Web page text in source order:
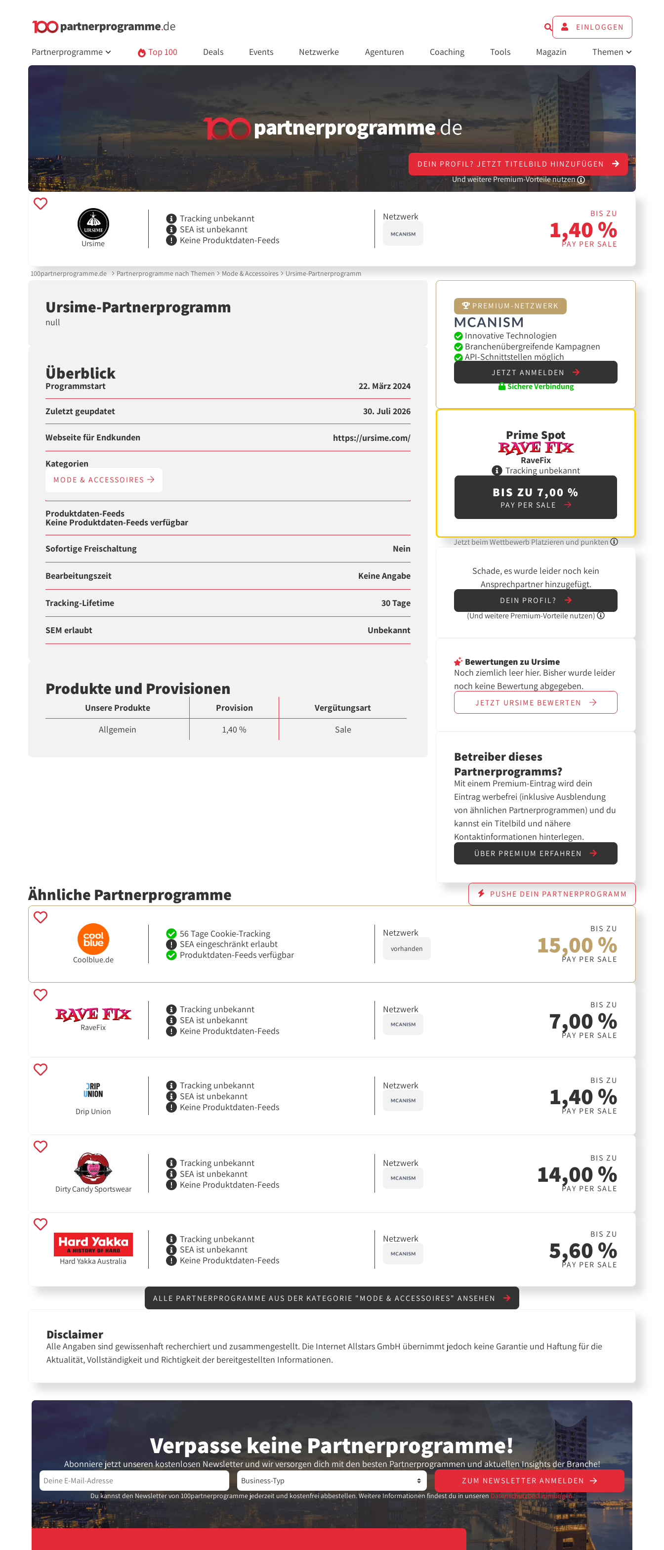
EINLOGGEN
Partnerprogramme Top 100 Deals Events Netzwerke Agenturen Coaching Tools Magazin Themen
DEIN PROFIL? JETZT TITELBILD HINZUFÜGEN
Und weitere Premium-Vorteile nutzen
Ursime
Tracking unbekannt
SEA ist unbekannt
Keine Produktdaten-Feeds
Netzwerk BIS ZU
1,40 %
PAY PER SALE
100partnerprogramme.de Partnerprogramme nach Themen Mode & Accessoires Ursime-Partnerprogramm
Ursime-Partnerprogramm
null
Überblick
Programmstart 22. März 2024
Zuletzt geupdatet 30. Juli 2026
Webseite für Endkunden https://ursime.com/
Kategorien
MODE & ACCESSOIRES
Produktdaten-Feeds
Keine Produktdaten-Feeds verfügbar
Sofortige Freischaltung Nein
Bearbeitungszeit Keine Angabe
Tracking-Lifetime 30 Tage
SEM erlaubt Unbekannt
Produkte und Provisionen
Unsere Produkte Provision
Vergütungsart
Allgemein
1,40 % Sale
PREMIUM-NETZWERK
Innovative Technologien
Branchenübergreifende Kampagnen
API-Schnittstellen möglich
JETZT ANMELDEN
Sichere Verbindung
Prime Spot
RaveFix
Tracking unbekannt
BIS ZU 7,00 %
PAY PER SALE
Jetzt beim Wettbewerb Platzieren und punkten
Schade, es wurde leider noch kein
Ansprechpartner hinzugefügt.
DEIN PROFIL?
(UndweiterePremium-Vorteile nutzen)
Bewertungenzu Ursime
Noch ziemlich leer hier. Bisher wurde leider
noch keine Bewertung abgegeben.
JETZT URSIME BEWERTEN
Betreiber dieses
Partnerprogramms?
Mit einem Premium-Eintrag wird dein
Eintrag werbefrei (inklusive Ausblendung
von ähnlichen Partnerprogrammen) und du
kannst ein Titelbild und nähere
Kontaktinformationen hinterlegen.
ÜBER PREMIUM ERFAHREN
Ähnliche Partnerprogramme PUSHE DEIN PARTNERPROGRAMM
Coolblue.de
56 Tage Cookie-Tracking
SEA eingeschränkt erlaubt
Produktdaten-Feeds verfügbar
Netzwerk
vorhanden
BIS ZU
15,00 %
PAY PER SALE
RaveFix
Tracking unbekannt
SEA ist unbekannt
Keine Produktdaten-Feeds
Netzwerk BIS ZU
7,00 %
PAY PER SALE
Drip Union
Tracking unbekannt
SEA ist unbekannt
Keine Produktdaten-Feeds
Netzwerk BIS ZU
1,40 %
PAY PER SALE
Dirty Candy Sportswear
Tracking unbekannt
SEA ist unbekannt
Keine Produktdaten-Feeds
Netzwerk BIS ZU
14,00 %
PAY PER SALE
Hard Yakka Australia
Tracking unbekannt
SEA ist unbekannt
Keine Produktdaten-Feeds
Netzwerk BIS ZU
5,60 %
PAY PER SALE
ALLE PARTNERPROGRAMME AUS DER KATEGORIE "MODE & ACCESSOIRES" ANSEHEN
Disclaimer
Alle Angaben sind gewissenhaft recherchiert und zusammengestellt. Die Internet Allstars GmbH übernimmt jedoch keine Garantie und Haftung für die
Aktualität, Vollständigkeit und Richtigkeit der bereitgestellten Informationen.
Verpasse keine Partner­programme!
Abonniere jetzt unseren kostenlosen Newsletter und wir versorgen dich mit den besten Partnerprogrammen und aktuellen Insights der Branche!
ZUM NEWSLETTER ANMELDEN
Du kannst den Newsletter von 100partnerprogramme jederzeit und kostenfrei abbestellen. Weitere Informationen findest du in unseren Datenschutzbestimmungen.